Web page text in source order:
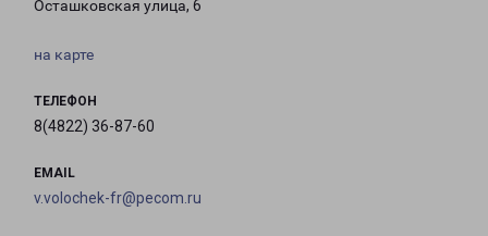
Осташковская улица, 6
на карте
ТЕЛЕФОН
8(4822) 36-87-60
EMAIL
v.volochek-fr@pecom.ru